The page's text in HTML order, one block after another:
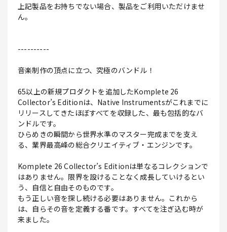
上記製品をお持ちでない場合、製品をご利用いただけませ
ん。
----------
音楽制作の頂点に立つ、究極のバンドル！
65以上の新規プロダクトを追加したKomplete 26
Collector’s Editionは、Native Instrumentsがこれまでに
リリースしてきたほぼすべてを収録した、最も包括的なバ
ンドルです。
ひらめきの瞬間から世界水準のマスター完成までを支え
る、業界最高峰の総合クリエイティブ・エンジンです。
Komplete 26 Collector’s Editionは単なるコレクションで
はありません。限界を設けることなく成長していけるとい
う、自信と自由そのものです。
もう正しい音を探し続ける必要はありません。これから
は、自らその音を定義する番です。すべてを注ぎ込む時が
来ました。